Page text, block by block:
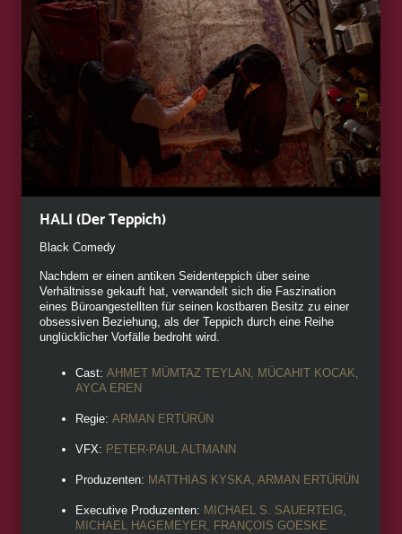
HALI (Der Teppich)
Black Comedy
Nachdem er einen antiken Seidenteppich über seine
Verhältnisse gekauft hat, verwandelt sich die Faszination
eines Büroangestellten für seinen kostbaren Besitz zu einer
obsessiven Beziehung, als der Teppich durch eine Reihe
unglücklicher Vorfälle bedroht wird.
Cast: AHMET MÜMTAZ TEYLAN, MÜCAHIT KOCAK,
AYCA EREN
Regie: ARMAN ERTÜRÜN
VFX: PETER-PAUL ALTMANN
Produzenten: MATTHIAS KYSKA, ARMAN ERTÜRÜN
Executive Produzenten: MICHAEL S. SAUERTEIG,
MICHAEL HAGEMEYER, FRANÇOIS GOESKE